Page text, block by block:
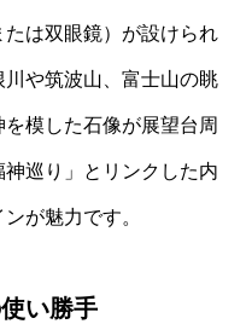
は双眼鏡）が設けられ
や筑波山、富士山の眺
模した石像が展望台周
巡り」とリンクした内
が魅力です。
い勝手